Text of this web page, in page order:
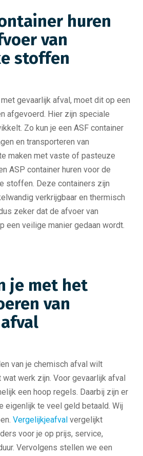
huren
van
stoffen
gevaarlijk afval, moet dit op een
afgevoerd. Hier zijn speciale
Zo kun je een ASF container
en transporteren van
maken met vaste of pasteuze
ASP container huren voor de
stoffen. Deze containers zijn
verkrijgbaar en thermisch
zeker dat de afvoer van
een veilige manier gedaan wordt.
je met het
van
van je chemisch afval wilt
werk zijn. Voor gevaarlijk afval
een hoop regels. Daarbij zijn er
eigenlijk te veel geld betaald. Wij
Vergelijkjeafval vergelijkt
voor je op prijs, service,
Vervolgens stellen we een